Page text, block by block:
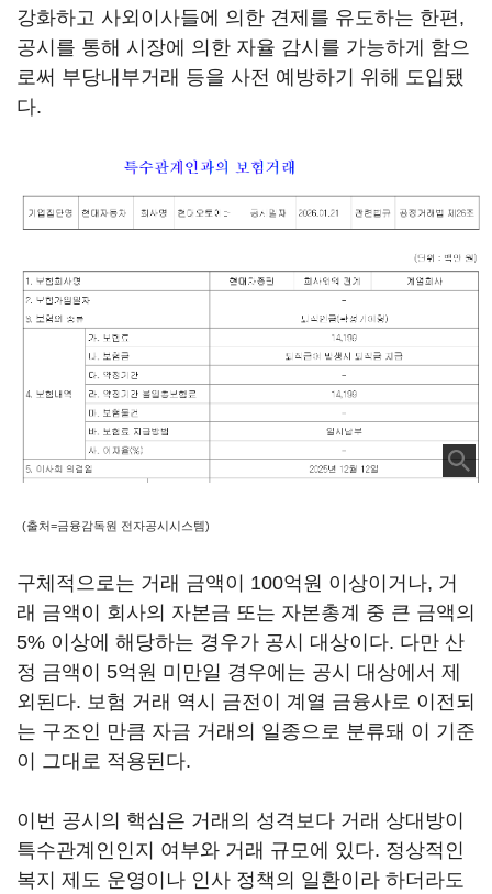
강화하고 사외이사들에 의한 견제를 유도하는 한편,
공시를 통해 시장에 의한 자율 감시를 가능하게 함으
로써 부당내부거래 등을 사전 예방하기 위해 도입됐
다.
(출처=금융감독원 전자공시시스템)
구체적으로는 거래 금액이 100억원 이상이거나, 거
래 금액이 회사의 자본금 또는 자본총계 중 큰 금액의
5% 이상에 해당하는 경우가 공시 대상이다. 다만 산
정 금액이 5억원 미만일 경우에는 공시 대상에서 제
외된다. 보험 거래 역시 금전이 계열 금융사로 이전되
는 구조인 만큼 자금 거래의 일종으로 분류돼 이 기준
이 그대로 적용된다.
이번 공시의 핵심은 거래의 성격보다 거래 상대방이
특수관계인인지 여부와 거래 규모에 있다. 정상적인
복지 제도 운영이나 인사 정책의 일환이라 하더라도